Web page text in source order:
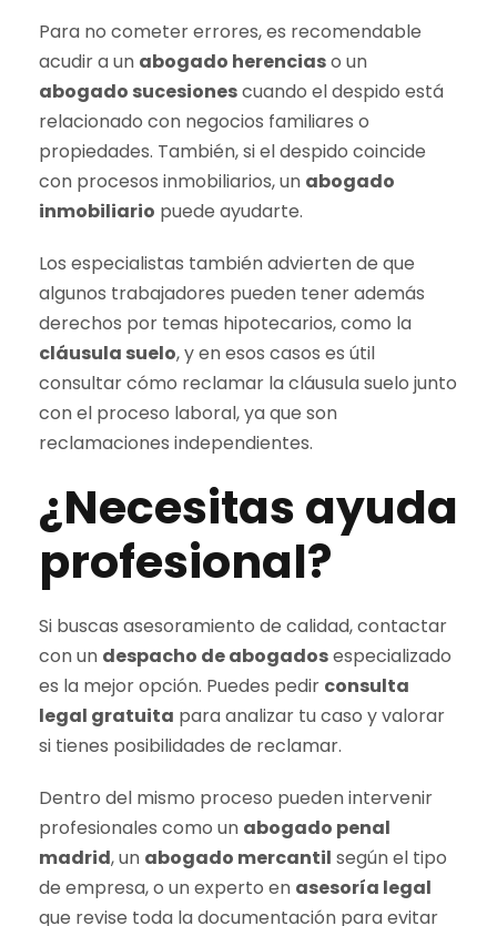
Para no cometer errores, es recomendable
acudir a un abogado herenciaso un
abogado sucesionescuando el despido está
relacionado con negocios familiares o
propiedades. También, si el despido coincide
con procesos inmobiliarios, un abogado
inmobiliario puede ayudarte.
Los especialistas también advierten de que
algunos trabajadores pueden tener además
derechos por temas hipotecarios, como la
cláusula suelo, y en esos casos es útil
consultar cómo reclamar la cláusula suelo junto
con el proceso laboral, ya que son
reclamaciones independientes.
¿Necesitas ayuda
profesional?
Si buscas asesoramiento de calidad, contactar
con un despacho de abogadosespecializado
es la mejor opción. Puedes pedir consulta
legal gratuita para analizar tu caso y valorar
si tienes posibilidades de reclamar.
Dentro del mismo proceso pueden intervenir
profesionales como un abogado penal
madrid, un abogado mercantil según el tipo
de empresa, o un experto en asesoría legal
que revise toda la documentación para evitar